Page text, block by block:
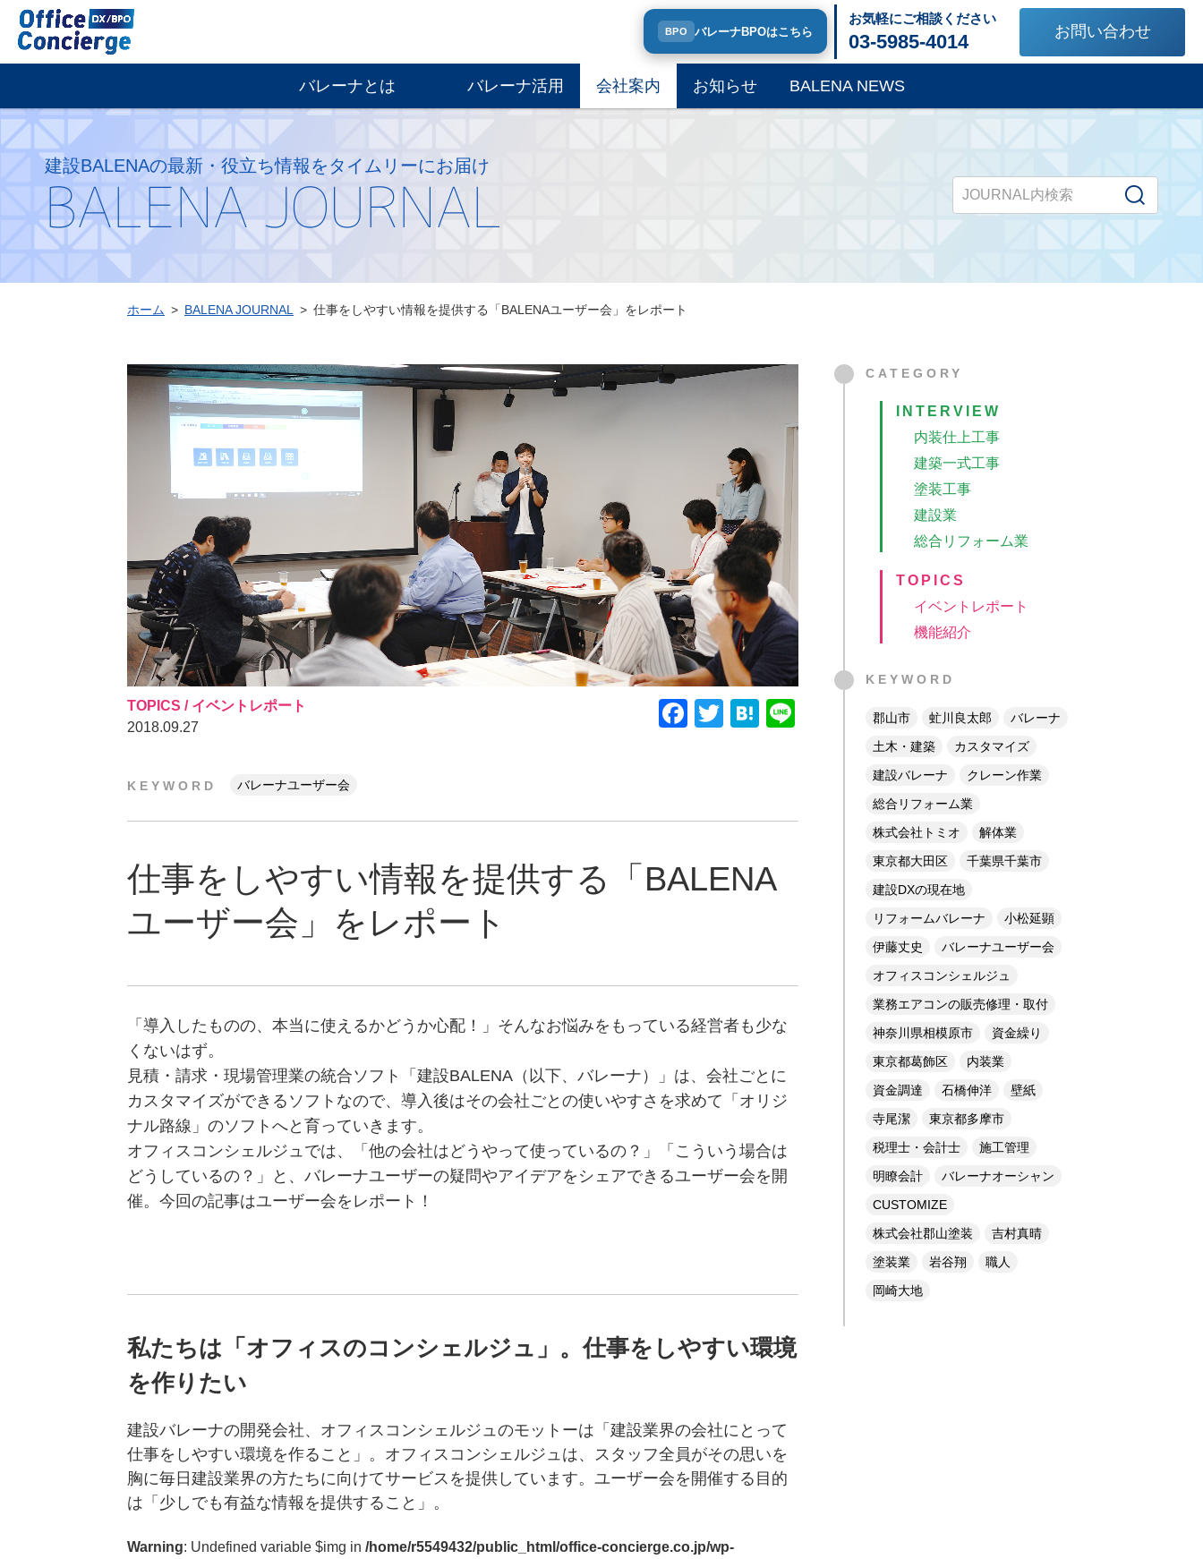
す
い
ー
バ
バレーナとは バレーナ活用 会社案内 お知らせ BALENA NEWS
BPO バレーナBPOはこちら
お気軽にご相談ください
03-5985-4014 お問い合わせ
建設BALENAの最新・役立ち情報をタイムリーにお届け
BALENA JOURNAL
ホーム BALENA JOURNAL 仕事をしやすい情報を提供する「BALENAユーザー会」をレポート
TOPICS / イベントレポート
2018.09.27
Facebook
TwitterHatena
KEYWORD バレーナユーザー会
仕事をしやすい情報を提供する「BALENA
ユーザー会」をレポート
「導入したものの、本当に使えるかどうか心配！」そんなお悩みをもっている経営者も少な
くないはず。
見積・請求・現場管理業の統合ソフト「建設BALENA（以下、バレーナ）」は、会社ごとに
カスタマイズができるソフトなので、導入後はその会社ごとの使いやすさを求めて「オリジ
ナル路線」のソフトへと育っていきます。
オフィスコンシェルジュでは、「他の会社はどうやって使っているの？」「こういう場合は
どうしているの？」と、バレーナユーザーの疑問やアイデアをシェアできるユーザー会を開
催。今回の記事はユーザー会をレポート！
私たちは「オフィスのコンシェルジュ」。仕事をしやすい環境
を作りたい
建設バレーナの開発会社、オフィスコンシェルジュのモットーは「建設業界の会社にとって
仕事をしやすい環境を作ること」。オフィスコンシェルジュは、スタッフ全員がその思いを
胸に毎日建設業界の方たちに向けてサービスを提供しています。ユーザー会を開催する目的
は「少しでも有益な情報を提供すること」。
Warning: Undefined variable $img in /home/r5549432/public_html/office-concierge.co.jp/wp-
CATEGORY
INTERVIEW
内装仕上工事
建築一式工事
塗装工事
建設業
総合リフォーム業
TOPICS
イベントレポート
機能紹介
KEYWORD
郡山市 虻川良太郎
バレーナ
土木・建築
カスタマイズ
建設バレーナ
クレーン作業
総合リフォーム業
株式会社トミオ
解体業
東京都大田区
千葉県千葉市
建設DXの現在地
リフォームバレーナ
小松延顕
伊藤丈史
バレーナユーザー会
オフィスコンシェルジュ
業務エアコンの販売修理・取付
神奈川県相模原市
資金繰り
東京都葛飾区
内装業
資金調達
石橋伸洋
壁紙
寺尾潔
東京都多摩市
税理士・会計士
施工管理
明瞭会計
バレーナオーシャン
CUSTOMIZE
株式会社郡山塗装
吉村真晴
塗装業
岩谷翔
職人
岡崎大地